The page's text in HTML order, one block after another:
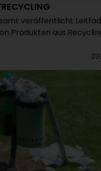
veröffentlicht
Produkten aus